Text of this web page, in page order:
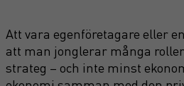
Att vara egenföretagare eller
att man jonglerar många
strateg – och inte minst